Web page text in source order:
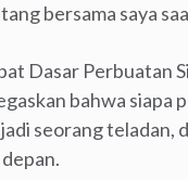
bersama saya
Dasar Perbuatan
bahwa siapa
seorang teladan,